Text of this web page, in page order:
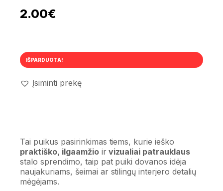
2.00€
IŠPARDUOTA!
Įsiminti prekę
Tai puikus pasirinkimas tiems, kurie ieško
praktiško, ilgaamžioirvizualiai patrauklaus
stalo sprendimo, taip pat puiki dovanos idėja
naujakuriams, šeimai ar stilingų interjero detalių
mėgėjams.